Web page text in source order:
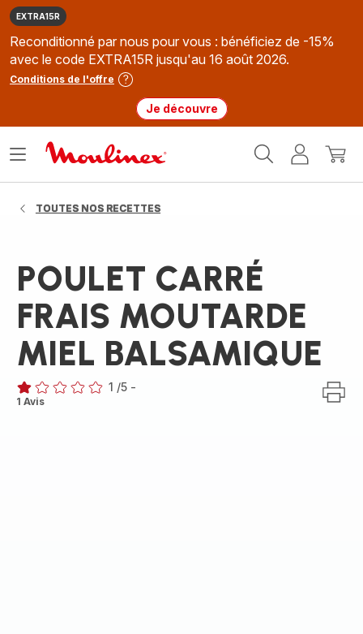
EXTRA15R
Reconditionné par nous pour vous : bénéficiez de -15%
avec le code EXTRA15R jusqu'au 16 août 2026.
Conditions de l'offre
Je découvre
MonMon
Ouvrir
TOUTES NOS RECETTES
POULET CARRÉ
FRAIS MOUTARDE
MIEL BALSAMIQUE
Avis
1 /5 -
1 Avis